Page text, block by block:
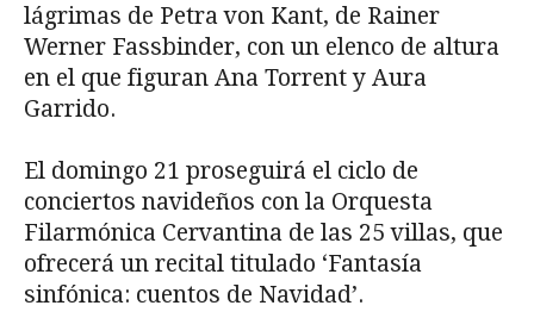
lágrimas de Petra von Kant, de Rainer
Werner Fassbinder, con un elenco de altura
en el que figuran Ana Torrent y Aura
Garrido.
El domingo 21 proseguirá el ciclo de
conciertos navideños con la Orquesta
Filarmónica Cervantina de las 25 villas, que
ofrecerá un recital titulado ‘Fantasía
sinfónica: cuentos de Navidad’.